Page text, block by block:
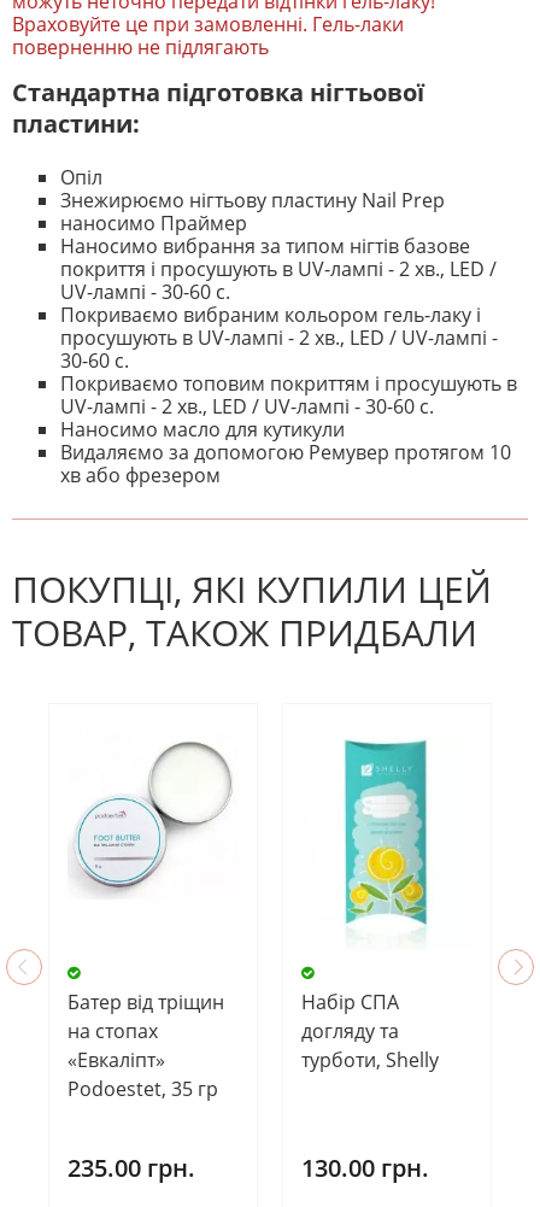
Враховуйте це при замовленні. Гель-лаки
поверненню не підлягають
Стандартна підготовка нігтьової
пластини:
Опіл
Знежирюємо нігтьову пластину Nail Prep
наносимо Праймер
Наносимо вибрання за типом нігтів базове
покриття і просушують в UV-лампі - 2 хв., LED /
UV-лампі - 30-60 с.
Покриваємо вибраним кольором гель-лаку і
просушують в UV-лампі - 2 хв., LED / UV-лампі -
30-60 с.
Покриваємо топовим покриттям і просушують в
UV-лампі - 2 хв., LED / UV-лампі - 30-60 с.
Наносимо масло для кутикули
Видаляємо за допомогою Ремувер протягом 10
хв або фрезером
На даний час немає відгуків. Ви
ПОКУПЦІ, ЯКІ КУПИЛИ ЦЕЙ
ТОВАР, ТАКОЖ ПРИДБАЛИ
Батер від тріщин
на стопах
«Евкаліпт»
Podoestet, 35 гр
235.00 грн.
Набір СПА
догляду та
турботи, Shelly
130.00 грн.